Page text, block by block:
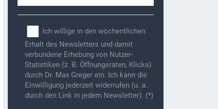
Ich willige in den wöchentlichen
Erhalt des Newsletters und damit
verbundene Erhebung von Nutzer-
Statistiken (z. B. Öffnungsraten, Klicks)
durch Dr. Max Greger ein. Ich kann die
Einwilligung jederzeit widerrufen (u. a.
durch den Link in jedem Newsletter). (*)